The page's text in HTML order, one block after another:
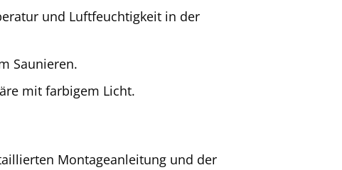
und Luftfeuchtigkeit in der
Saunieren.
mit farbigem Licht.
Montageanleitung und der